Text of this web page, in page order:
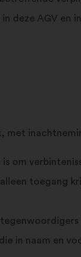
deze AGV en
om
toegang
in naam en